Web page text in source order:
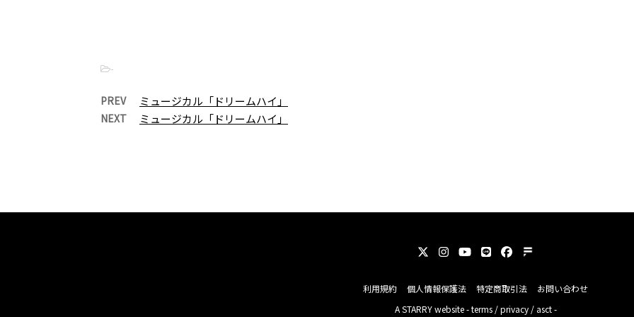
-
PREV ミュージカル「ドリームハイ」
NEXT ミュージカル「ドリームハイ」
利用規約 個人情報保護法 特定商取引法
お問い合わせ
ASTARRYwebsite -terms/privacy/ asct-